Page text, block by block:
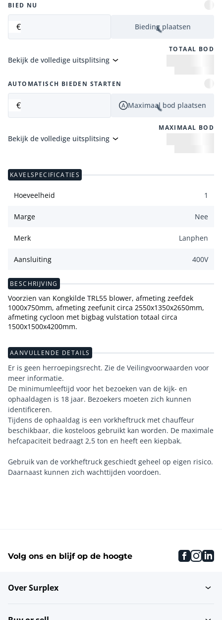
BIED NU
€ Bieding plaatsen
TOTAAL BOD
Bekijk de volledige uitsplitsing
AUTOMATISCH BIEDEN STARTEN
€ Maximaal bod plaatsen
MAXIMAAL BOD
Bekijk de volledige uitsplitsing
KAVELSPECIFICATIES
Hoeveelheid 1
Marge Nee
Merk Lanphen
Aansluiting 400V
BESCHRIJVING
Voorzien van Kongkilde TRL55 blower, afmeting zeefdek
1000x750mm, afmeting zeefunit circa 2550x1350x2650mm,
afmeting cycloon met bigbag vulstation totaal circa
1500x1500x4200mm.
AANVULLENDE DETAILS
Er is geen herroepingsrecht. Zie de Veilingvoorwaarden voor
meer informatie.
De minimumleeftijd voor het bezoeken van de kijk- en
ophaaldagen is 18 jaar. Bezoekers moeten zich kunnen
identificeren.
Tijdens de ophaaldag is een vorkheftruck met chauffeur
beschikbaar, die kosteloos gebruikt kan worden. De maximale
hefcapaciteit bedraagt 2,5 ton en heeft een kiepbak.
Gebruik van de vorkheftruck geschiedt geheel op eigen risico.
Volg ons en blijf op de hoogte
Over Surplex